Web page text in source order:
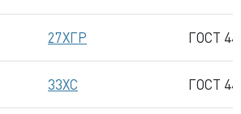
27ХГР ГОСТ
33ХС ГОСТ